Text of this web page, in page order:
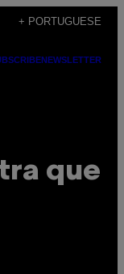
+ PORTUGUESE
NEWSLETTER
que